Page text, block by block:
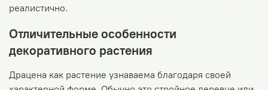
реалистично.
Отличительные особенности
декоративного растения
Драцена как растение узнаваема благодаря своей